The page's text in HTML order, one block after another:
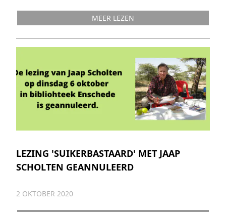
MEER LEZEN
LEZING 'SUIKERBASTAARD' MET JAAP
SCHOLTEN GEANNULEERD
2 OKTOBER 2020